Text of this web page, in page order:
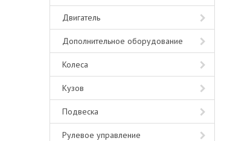
Двигатель
Дополнительное оборудование
Колеса
Кузов
Подвеска
Рулевое управление